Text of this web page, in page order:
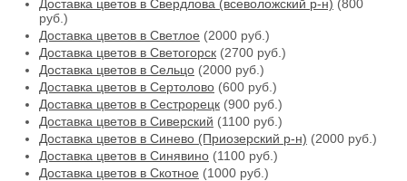
Доставка цветов в Свердлова (всеволожский р-н) (800
руб.)
Доставка цветов в Светлое (2000 руб.)
Доставка цветов в Светогорск (2700 руб.)
Доставка цветов в Сельцо (2000 руб.)
Доставка цветов в Сертолово (600 руб.)
Доставка цветов в Сестрорецк (900 руб.)
Доставка цветов в Сиверский (1100 руб.)
Доставка цветов в Синево (Приозерский р-н) (2000 руб.)
Доставка цветов в Синявино (1100 руб.)
Доставка цветов в Скотное (1000 руб.)